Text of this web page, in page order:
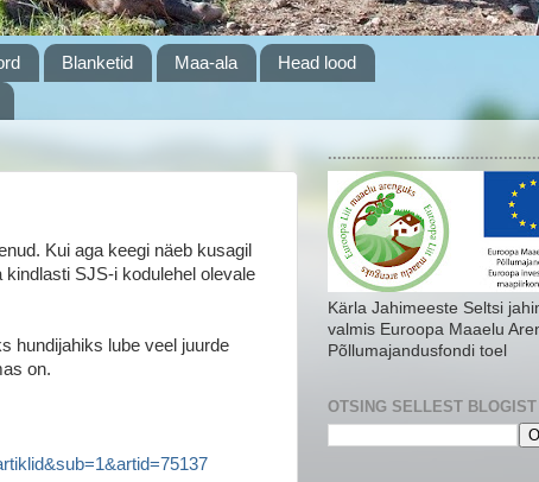
Blanketid Maa-ala
Head lood
Kui aga keegi näeb kusagil
SJS-i kodulehel olevale
hundijahiks lube veel juurde
on.
Kärla Jahimeeste Seltsi
valmis Euroopa Maaelu
Põllumajandusfondi toel
OTSING SELLEST BLOGIST